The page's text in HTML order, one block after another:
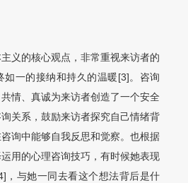
义的核心观点，非常重视来访者的
如一的接纳和持久的温暖[3]。咨询
情、真诚为来访者创造了一个安全
关系，鼓励来访者探究自己情绪背
询中能够自我反思和觉察。也根据
用的心理咨询技巧，有时候她表现
，与她一同去看这个想法背后是什